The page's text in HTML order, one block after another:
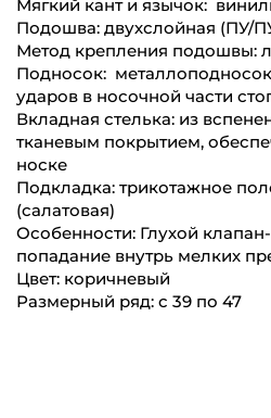
Мягкий кант и язычок:
Подошва: двухслойная (ПУ/
Метод крепления подошвы:
Подносок:
ударов в носочной части
Вкладная стелька: из
тканевым покрытием,
носке
Подкладка: трикотажное
(салатовая)
Особенности: Глухой
попадание внутрь мелких
Цвет: коричневый
Размерный ряд: с 39 по 47